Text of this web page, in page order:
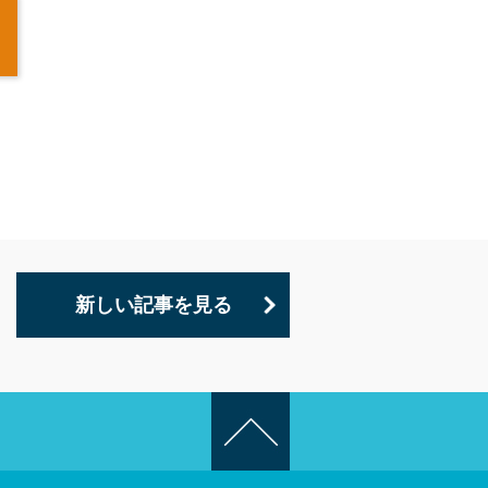
新しい記事を見る